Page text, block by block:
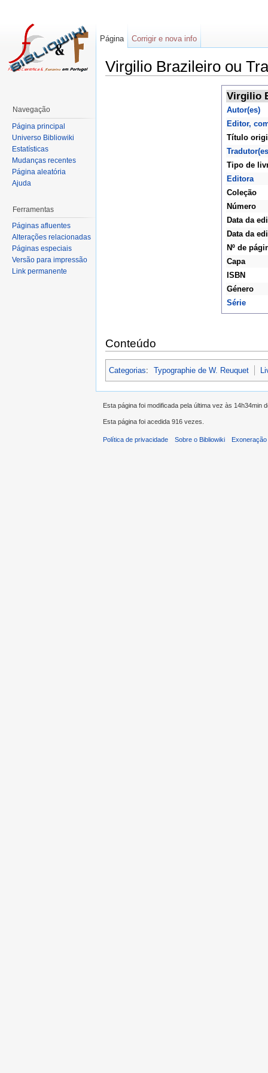
Virgilio Brazileiro ou
Virgilio
Autor(es)
Editor,
Título
Tipo de
Editora
Coleção
Número
Data da
Data da
Nº de
Capa
ISBN
Género
Série
Conteúdo
Categorias: Typographie de W. Reuquet
Página Corrigir e nova info
Navegação
Página principal
Universo Bibliowiki
Estatísticas
Mudanças recentes
Página aleatória
Ajuda
Ferramentas
Páginas afluentes
Alterações relacionadas
Páginas especiais
Versão para impressão
Link permanente
Esta página foi modificada pela última vez às 14h34min
Esta página foi acedida 916 vezes.
Política de privacidade Sobre o Bibliowiki